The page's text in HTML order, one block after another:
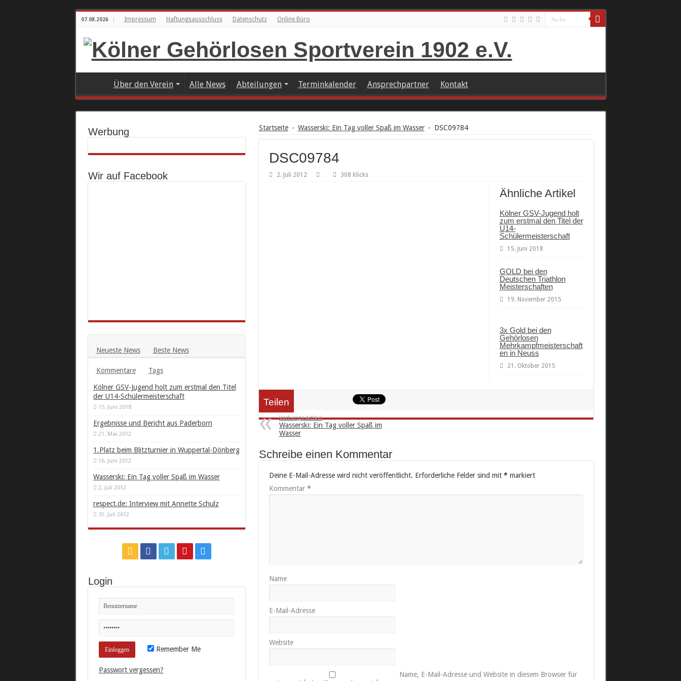
07.08.2026 Impressum Haftungsausschluss Datenschutz Online Büro
Über den Verein Alle News Abteilungen Terminkalender Ansprechpartner Kontakt
Startseite - Wasserski: Ein Tag voller Spaß im Wasser - DSC09784
DSC09784
2. Juli 2012 308 Klicks
Ähnliche Artikel
Kölner GSV-Jugend holt
zum erstmal den Titel der
U14-
Schülermeisterschaft
15. Juni 2018
GOLD bei den
Deutschen Triathlon
Meisterschaften
19. November 2015
3x Gold bei den
Gehörlosen
Mehrkampfmeisterschaft
en in Neuss
21. Oktober 2015
Teilen
Vorherige Artikel
Wasserski: Ein Tag voller Spaß im
Wasser
Schreibe einen Kommentar
Deine E-Mail-Adresse wird nicht veröffentlicht. Erforderliche Felder sind mit * markiert
Kommentar *
Name
E-Mail-Adresse
Website
Name, E-Mail-Adresse und Website in diesem Browser für
Werbung
Wir auf Facebook
Neueste News Beste News
Kommentare Tags
Kölner GSV-Jugend holt zum erstmal den Titel
der U14-Schülermeisterschaft
15. Juni 2018
Ergebnisse und Bericht aus Paderborn
21. Mai 2012
1.Platz beim Blitzturnier in Wuppertal-Dönberg
16. Juni 2012
Wasserski: Ein Tag voller Spaß im Wasser
2. Juli 2012
respect.de: Interview mit Annette Schulz
31. Juli 2012
Login
Remember Me
Passwort vergessen?